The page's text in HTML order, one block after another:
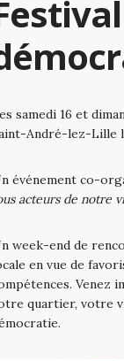
samedi 16 et
André-lez-Lille
événement co-
acteurs de notre
week-end de
en vue de
Venez
quartier, votre